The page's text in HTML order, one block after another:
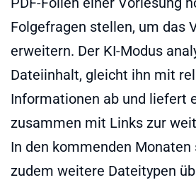
Folgefragen stellen, um das
erweitern. Der KI-Modus
Dateiinhalt, gleicht ihn mit
Informationen ab und liefert
zusammen mit Links zur
In den kommenden Monaten
zudem weitere Dateitypen